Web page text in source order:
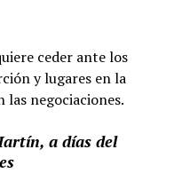
ceder ante los
y lugares en la
negociaciones.
a días del